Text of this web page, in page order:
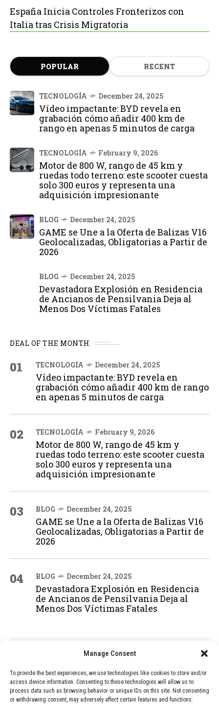
Manage Consent
To provide the best experiences, we use technologies like cookies to store and/or
access device information. Consenting to these technologies will allow us to
process data such as browsing behavior or unique IDs on this site. Not consenting
or withdrawing consent, may adversely affect certain features and functions.
España Inicia Controles Fronterizos con
Italia tras Crisis Migratoria
POPULAR RECENT
TECNOLOGÍA December 24, 2025
Vídeo impactante: BYD revela en
grabación cómo añadir 400 km de
rango en apenas 5 minutos de carga
TECNOLOGÍA February 9, 2026
Motor de 800 W, rango de 45 km y
ruedas todo terreno: este scooter cuesta
solo 300 euros y representa una
adquisición impresionante
BLOG December 24, 2025
GAME se Une a la Oferta de Balizas V16
Geolocalizadas, Obligatorias a Partir de
2026
BLOG December 24, 2025
Devastadora Explosión en Residencia
de Ancianos de Pensilvania Deja al
Menos Dos Víctimas Fatales
DEAL OF THE MONTH
01 TECNOLOGÍA December 24, 2025
Vídeo impactante: BYD revela en
grabación cómo añadir 400 km de rango
en apenas 5 minutos de carga
02 TECNOLOGÍA February 9, 2026
Motor de 800 W, rango de 45 km y
ruedas todo terreno: este scooter cuesta
solo 300 euros y representa una
adquisición impresionante
03 BLOG December 24, 2025
GAME se Une a la Oferta de Balizas V16
Geolocalizadas, Obligatorias a Partir de
2026
04 BLOG December 24, 2025
Devastadora Explosión en Residencia
de Ancianos de Pensilvania Deja al
Menos Dos Víctimas Fatales